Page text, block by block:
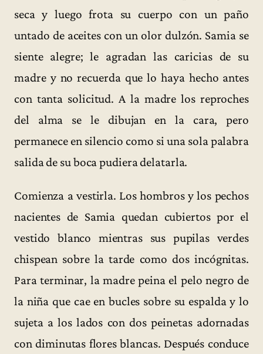
seca y luego frota su cuerpo con un paño
untado de aceites con un olor dulzón. Samia se
siente alegre; le agradan las caricias de su
madre y no recuerda que lo haya hecho antes
con tanta solicitud. A la madre los reproches
del alma se le dibujan en la cara, pero
permanece en silencio como si una sola palabra
salida de su boca pudiera delatarla.
Comienza a vestirla. Los hombros y los pechos
nacientes de Samia quedan cubiertos por el
vestido blanco mientras sus pupilas verdes
chispean sobre la tarde como dos incógnitas.
Para terminar, la madre peina el pelo negro de
la niña que cae en bucles sobre su espalda y lo
sujeta a los lados con dos peinetas adornadas
con diminutas flores blancas. Después conduce